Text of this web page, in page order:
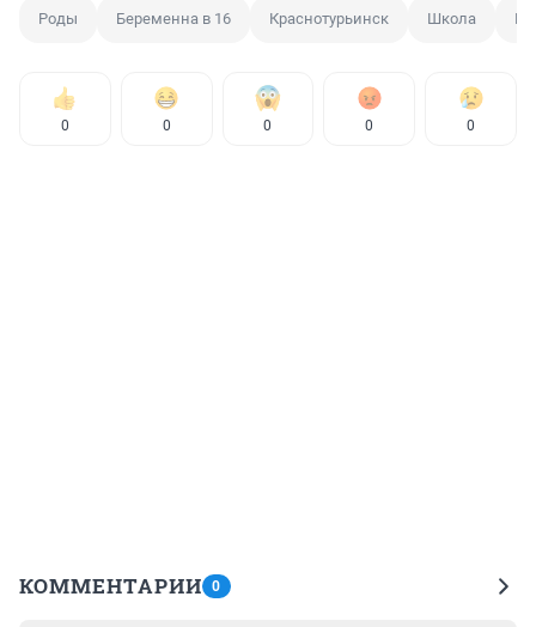
Роды Беременна в 16 Краснотурьинск Школа
0 0 0 0 0
КОММЕНТАРИИ 0